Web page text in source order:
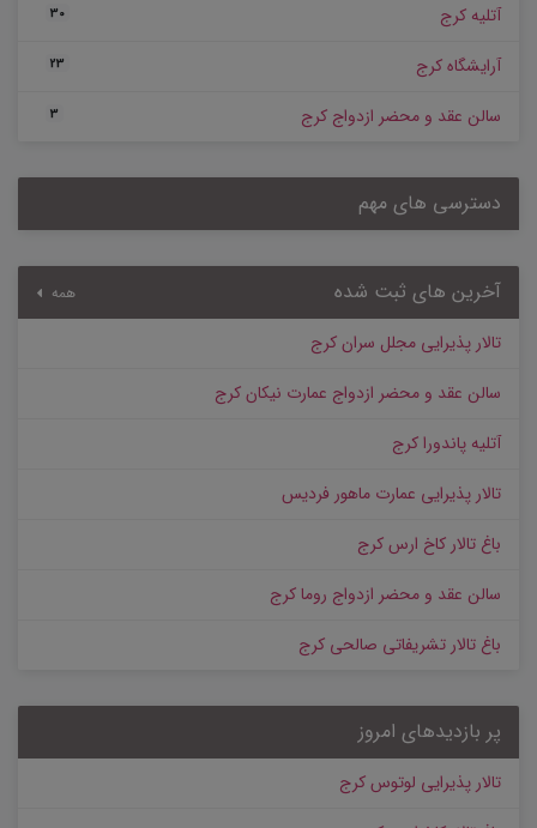
آتلیه کرج 30
آرایشگاه کرج 23
سالن عقد و محضر ازدواج کرج 3
دسترسی های مهم
آخرین های ثبت شده همه
تالار پذیرایی مجلل سران کرج
سالن عقد و محضر ازدواج عمارت نیکان کرج
آتلیه پاندورا کرج
تالار پذیرایی عمارت ماهور فردیس
باغ تالار کاخ ارس کرج
سالن عقد و محضر ازدواج روما کرج
باغ تالار تشریفاتی صالحی کرج
پر بازدیدهای امروز
تالار پذیرایی لوتوس کرج